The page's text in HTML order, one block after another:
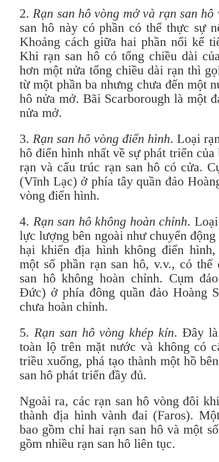
2.Rạn san hô vòng mở và rạn san hô
san hô này có phần có thể thực sự
Khoảng cách giữa hai phần nổi kế
Khi rạn san hô có tổng chiều dài
hơn một nửa tổng chiều dài rạn thì
từ một phần ba nhưng chưa đến một
hô nửa mở. Bãi Scarborough là một
nửa mở.
3. Rạn san hô vòng điển hình. Loại
hô điển hình nhất về sự phát triển
rạn và cấu trúc rạn san hô có cửa.
(Vĩnh Lạc) ở phía tây quần đảo
vòng điển hình.
4. Rạn san hô không hoàn chỉnh.
lực lượng bên ngoài như chuyển
hại khiến địa hình không điển
một số phần rạn san hô, v.v., có
san hô không hoàn chỉnh. Cụm
Đức) ở phía đông quần đảo Hoàng
chưa hoàn chỉnh.
5. Rạn san hô vòng khép kín. Đây là
toàn lộ trên mặt nước và không có
triều xuống, phá tạo thành một hồ
san hô phát triển đầy đủ.
Ngoài ra, các rạn san hô vòng đôi
thành địa hình vành đai (Faros).
bao gồm chỉ hai rạn san hô và một
gồm nhiều rạn san hô liên tục.